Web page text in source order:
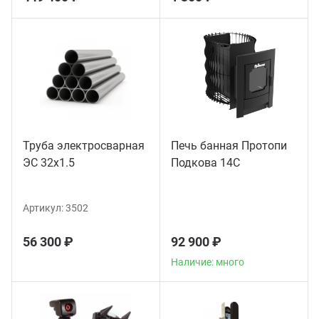
Труба электросварная
ЭС 32x1.5
Артикул:3502
56 300 ₽
Печь банная Протопи
Подкова 14С
92 900 ₽
Наличие: много